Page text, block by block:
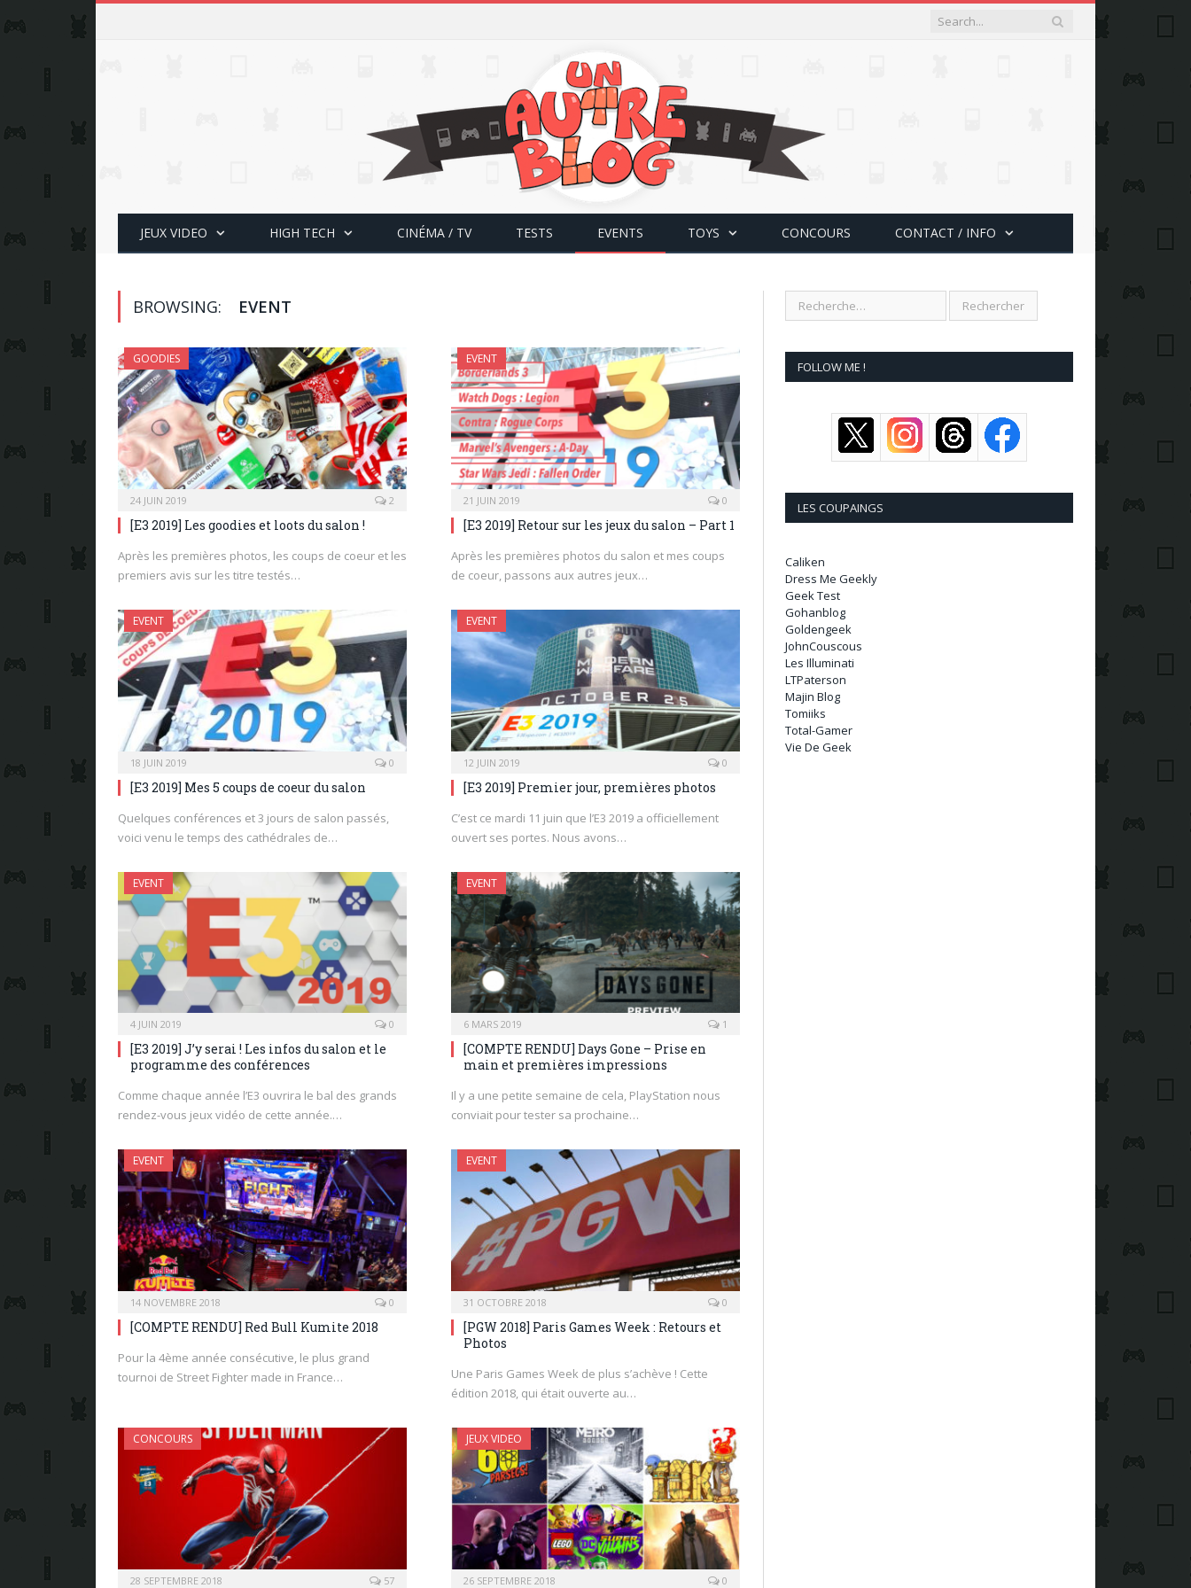
JEUX VIDEO HIGH TECH CINÉMA / TV TESTS EVENTS TOYS CONCOURS CONTACT / INFO
BROWSING: EVENT
GOODIES
24 JUIN 2019 2
[E3 2019] Les goodies et loots du salon !
Après les premières photos, les coups de coeur et les
premiers avis sur les titre testés…
EVENT
21 JUIN 2019 0
[E3 2019] Retour sur les jeux du salon – Part 1
Après les premières photos du salon et mes coups
de coeur, passons aux autres jeux…
EVENT
18 JUIN 2019 0
[E3 2019] Mes 5 coups de coeur du salon
Quelques conférences et 3 jours de salon passés,
voici venu le temps des cathédrales de…
EVENT
12 JUIN 2019 0
[E3 2019] Premier jour, premières photos
C’est ce mardi 11 juin que l’E3 2019 a officiellement
ouvert ses portes. Nous avons…
EVENT
4 JUIN 2019 0
[E3 2019] J’y serai ! Les infos du salon et le
programme des conférences
Comme chaque année l’E3 ouvrira le bal des grands
rendez-vous jeux vidéo de cette année.…
EVENT
6 MARS 2019 1
[COMPTE RENDU] Days Gone – Prise en
main et premières impressions
Il y a une petite semaine de cela, PlayStation nous
conviait pour tester sa prochaine…
EVENT
14 NOVEMBRE 2018 0
[COMPTE RENDU] Red Bull Kumite 2018
Pour la 4ème année consécutive, le plus grand
tournoi de Street Fighter made in France…
EVENT
31 OCTOBRE 2018 0
[PGW 2018] Paris Games Week : Retours et
Photos
Une Paris Games Week de plus s’achève ! Cette
édition 2018, qui était ouverte au…
CONCOURS
28 SEPTEMBRE 2018 57
JEUX VIDEO
26 SEPTEMBRE 2018 0
FOLLOW ME !
LES COUPAINGS
Caliken
Dress Me Geekly
Geek Test
Gohanblog
Goldengeek
JohnCouscous
Les Illuminati
LTPaterson
Majin Blog
Tomiiks
Total-Gamer
Vie De Geek